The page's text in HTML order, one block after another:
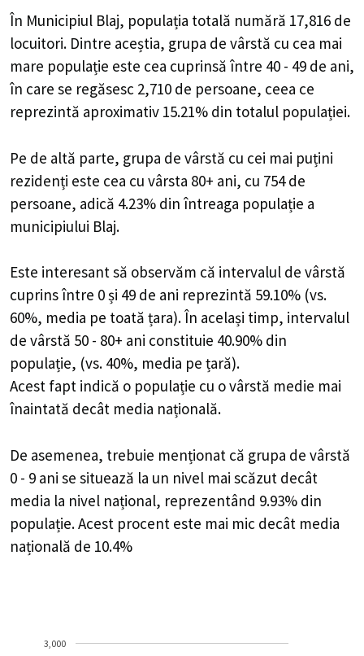
În Municipiul Blaj, populația totală numără 17,816 de
locuitori. Dintre aceștia, grupa de vârstă cu cea mai
mare populație este cea cuprinsă între 40 - 49 de ani,
în care se regăsesc 2,710 de persoane, ceea ce
reprezintă aproximativ 15.21% din totalul populației.
Pe de altă parte, grupa de vârstă cu cei mai puțini
rezidenți este cea cu vârsta 80+ ani, cu 754 de
persoane, adică 4.23% din întreaga populație a
municipiului Blaj.
Este interesant să observăm că intervalul de vârstă
cuprins între 0 și 49 de ani reprezintă 59.10% (vs.
60%, media pe toată țara). În același timp, intervalul
de vârstă 50 - 80+ ani constituie 40.90% din
populație, (vs. 40%, media pe țară).
Acest fapt indică o populație cu o vârstă medie mai
înaintată decât media națională.
De asemenea, trebuie menționat că grupa de vârstă
0 - 9 ani se situează la un nivel mai scăzut decât
media la nivel național, reprezentând 9.93% din
populație. Acest procent este mai mic decât media
națională de 10.4%
3,000